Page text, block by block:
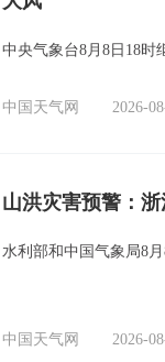
中央气象台8月8日18时
中国天气网 2026-
山洪灾害预警：
水利部和中国气象局8
中国天气网 2026-